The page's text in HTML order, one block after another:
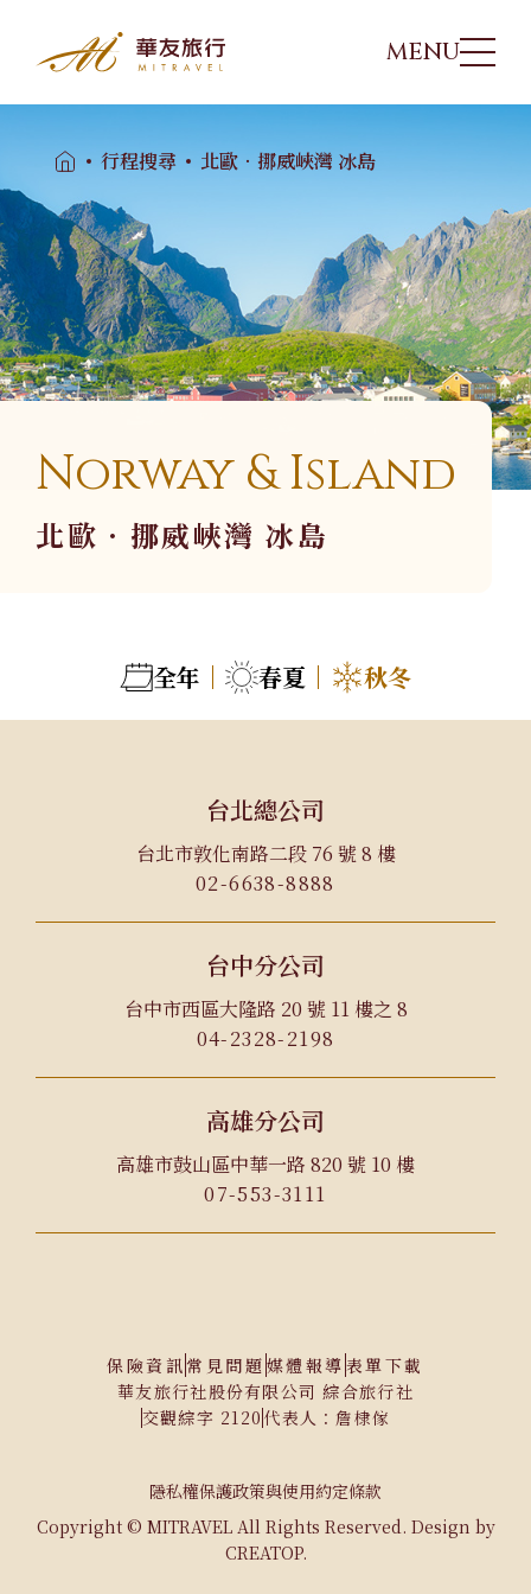
MENU
華友行程
02 出團日期
03 旅遊講座
04優惠方案
05 旅遊專欄
旅遊地圖
Follow Us
行程搜尋 北歐．挪威峽灣 冰島
Norway & Island
北歐．挪威峽灣 冰島
全年 春夏 秋冬
台北總公司
台北市敦化南路二段 76 號 8 樓
02-6638-8888
台中分公司
台中市西區大隆路 20 號 11 樓之 8
04-2328-2198
高雄分公司
高雄市鼓山區中華一路 820 號 10 樓
07-553-3111
保險資訊常見問題 媒體報導 表單下載
華友旅行社股份有限公司 綜合旅行社
交觀綜字 2120 代表人：詹棣傢
隱私權保護政策與使用約定條款
Copyright © MITRAVEL All Rights Reserved. Design by
CREATOP.